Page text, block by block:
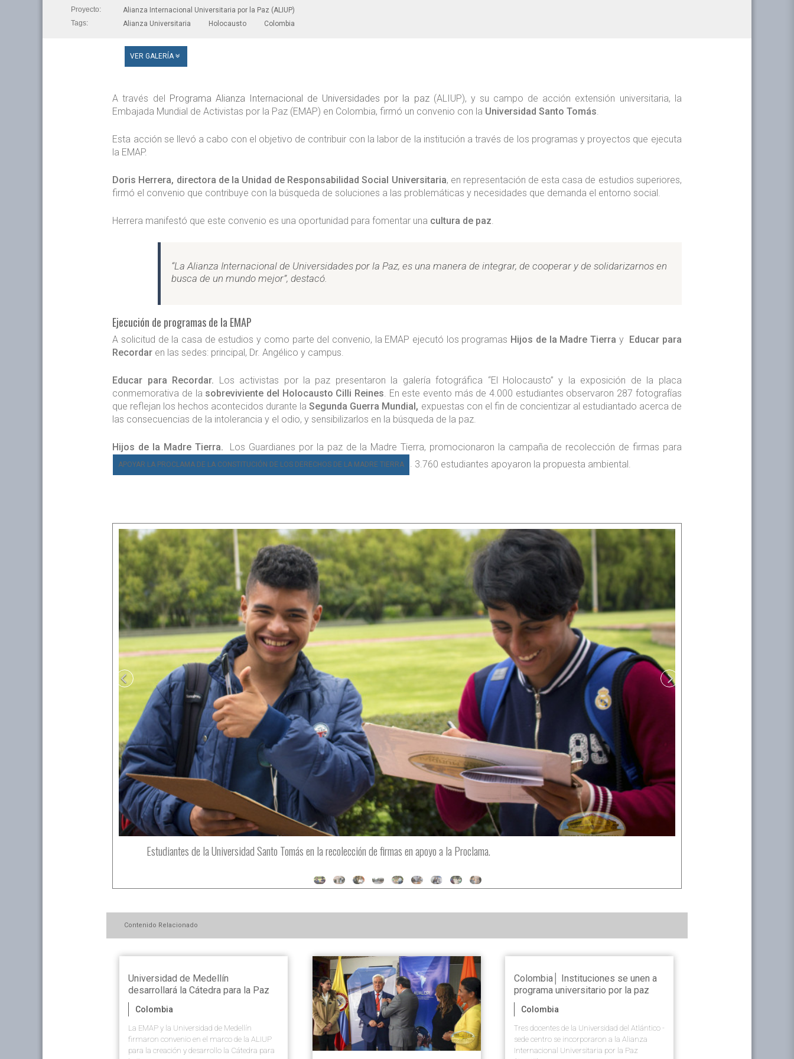
Proyecto:
Alianza Internacional Universitaria por la Paz (ALIUP)
Tags:
Alianza Universitaria Holocausto Colombia
VER GALERÍA
A través del Programa Alianza Internacional de Universidades por la paz(ALIUP), y su campo de acción extensión universitaria, la
Embajada Mundial de Activistas por la Paz (EMAP) en Colombia, firmó un convenio con la Universidad Santo Tomás
Esta acción se llevó a cabo con el objetivo de contribuir con la labor de la institución a través de los programas y proyectos que ejecuta
la EMAP.
Doris Herrera, directora de la Unidad de Responsabilidad Social Universitaria, en representación de esta casa de estudios superiores,
firmó el convenio que contribuye con la búsqueda de soluciones a las problemáticas y necesidades que demanda el entorno social.
Herrera manifestó que este convenio es una oportunidad para fomentar una cultura de paz
“La Alianza Internacional de Universidades por la Paz, es una manera de integrar, de cooperar y de solidarizarnos en
busca de un mundo mejor”,destacó.
Ejecución de programas de la EMAP
A solicitud de la casa de estudios y como parte del convenio, la EMAP ejecutó los programas Hijos de la Madre Tierra y Educar para
Recordar en las sedes: principal, Dr. Angélico y campus.
Educar para Recordar. Los activistas por la paz presentaron la galería fotográfica “El Holocausto” y la exposición de la placa
conmemorativa de la sobreviviente del Holocausto Cilli Reines . En este evento más de 4.000 estudiantes observaron 287 fotografías
que reflejan los hechos acontecidos durante laSegunda Guerra Mundial, expuestas con el fin de concientizar al estudiantado acerca de
las consecuencias de la intolerancia y el odio, y sensibilizarlos en la búsqueda de la paz.
Hijos de la Madre Tierra. Los Guardianes por la paz de la Madre Tierra, promocionaron la campaña de recolección de firmas para
APOYAR LA PROCLAMA DE LA CONSTITUCIÓN DE LOS DERECHOS DE LA MADRE TIERRA . 3.760 estudiantes apoyaron la propuesta ambiental.
Estudiantes de la Universidad Santo Tomás en la recolección de firmas en apoyo a la Proclama.
Los estudiantes expresaban su asombro ante la explicación, ya que no dimensionaban la magnitud del evento.
Anterior Siguiente
Contenido Relacionado
Universidad de Medellín
desarrollará la Cátedra para la Paz
Colombia
La EMAP y la Universidad de Medellín
firmaron convenio en el marco de la ALIUP
para la creación y desarrollo la Cátedra para
Colombia│ Instituciones se unen a
programa universitario por la paz
Colombia
Tres docentes de la Universidad del Atlántico -
sede centro se incorporaron a la Alianza
Internacional Universitaria por la Paz